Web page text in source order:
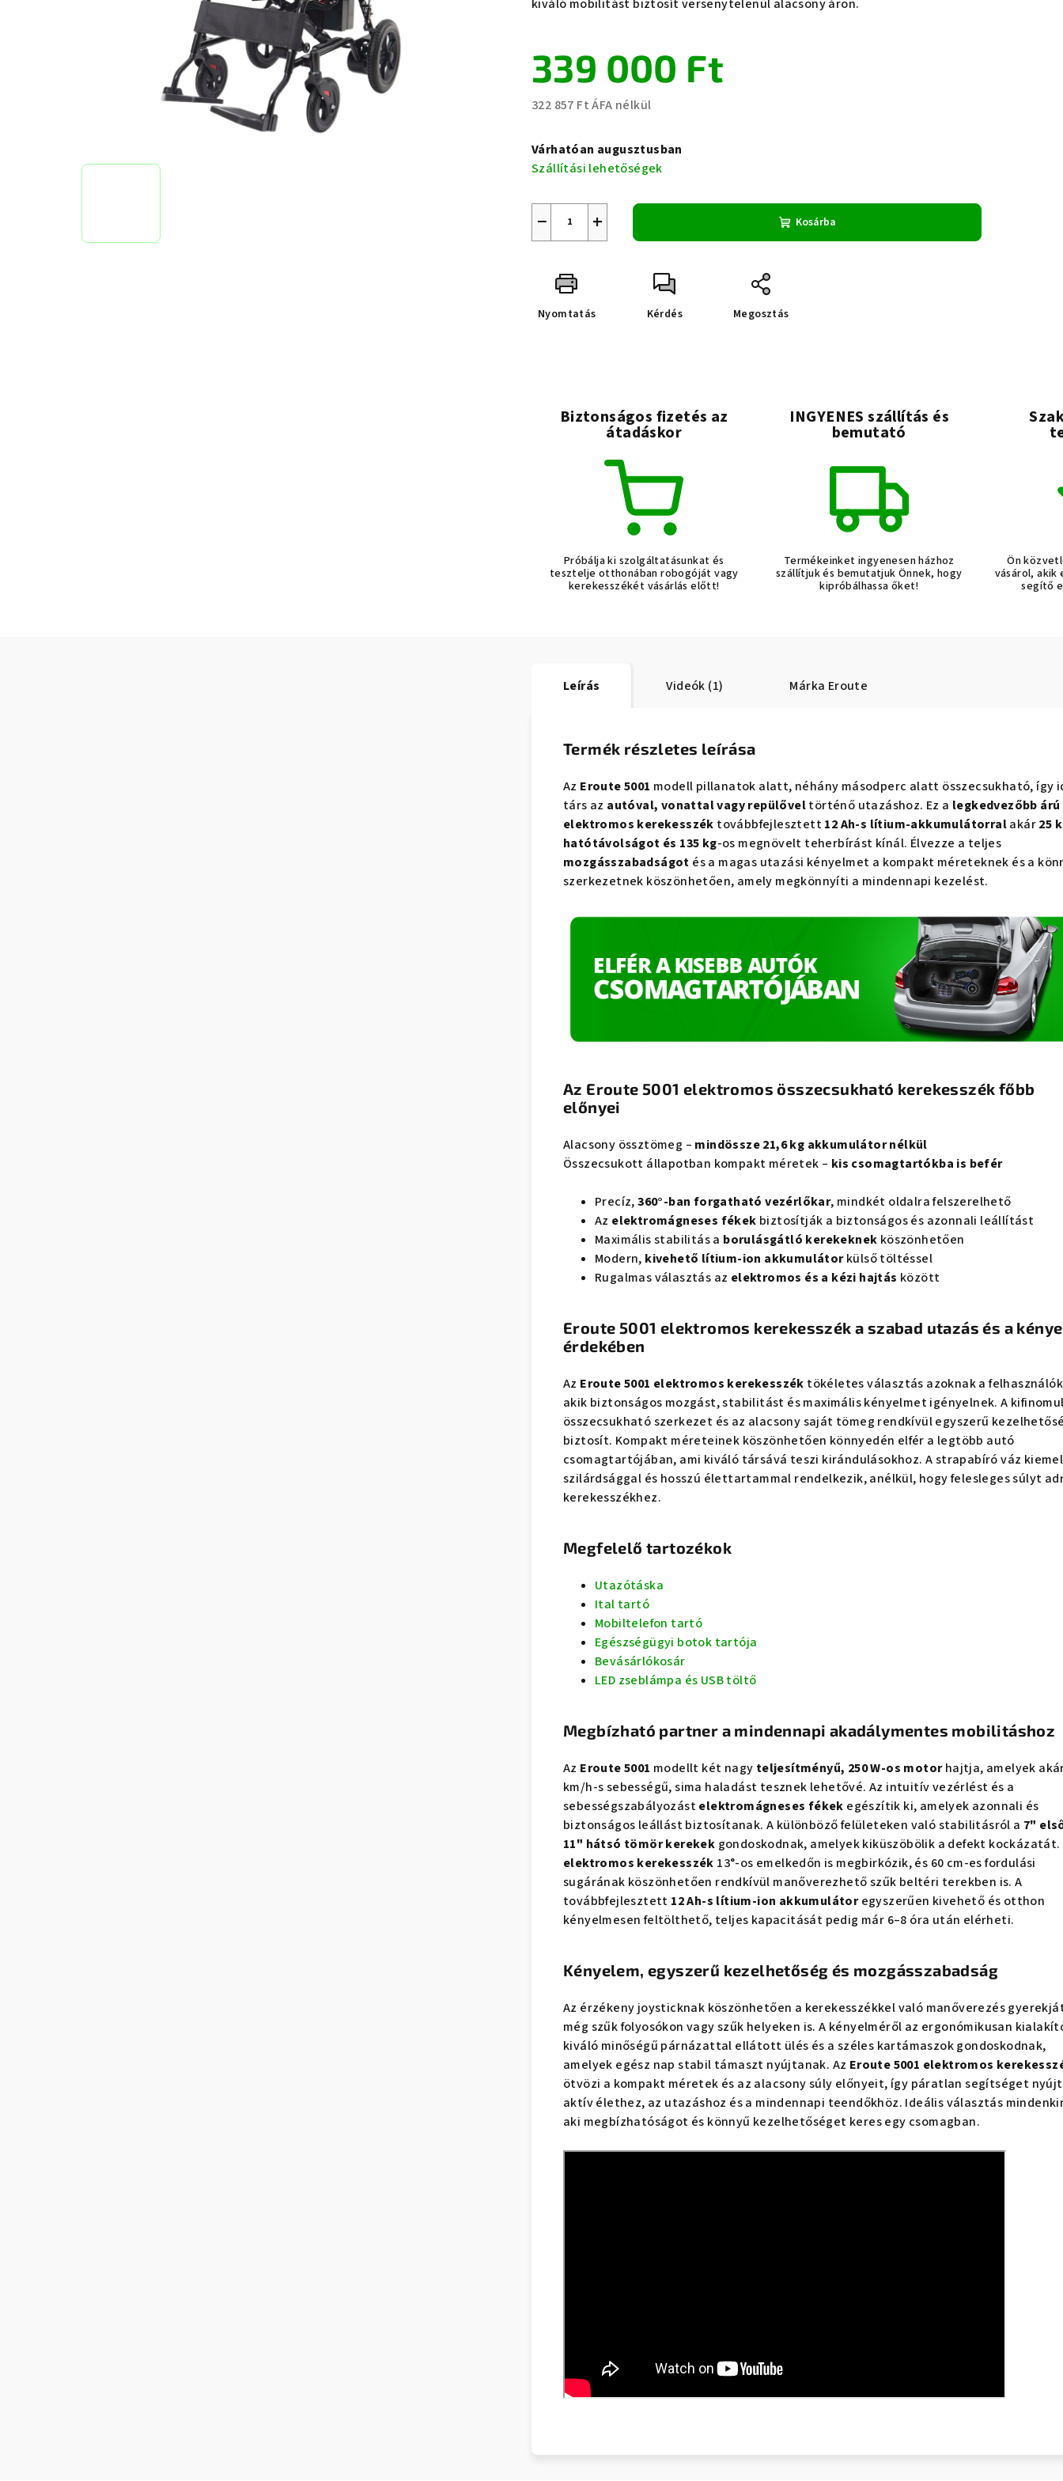
kiváló mobilitást biztosít versenytelenül alacsony áron.
339 000 Ft
322 857 Ft ÁFA nélkül
Várhatóan augusztusban
Szállítási lehetőségek
+
− Kosárba
Nyomtatás Kérdés Megosztás
Biztonságos fizetés az
átadáskor
Próbálja ki szolgáltatásunkat és
tesztelje otthonában robogóját vagy
kerekesszékét vásárlás előtt!
INGYENES szállítás és
bemutató
Termékeinket ingyenesen házhoz
szállítjuk és bemutatjuk Önnek, hogy
kipróbálhassa őket!
Ön
vásárol,
segítő
Leírás Videók (1) Márka Eroute
Termék részletes leírása
Az Eroute 5001 modell pillanatok alatt, néhány másodperc alatt összecsukható, így
társ az autóval, vonattal vagy repülőveltörténő utazáshoz. Ez a legkedvezőbb árú
elektromos kerekesszék továbbfejlesztett12 Ah-s lítium-akkumulátorralakár25
hatótávolságot és 135 kg-os megnövelt teherbírást kínál. Élvezze a teljes
mozgásszabadságot és a magas utazási kényelmet a kompakt méreteknek és a
szerkezetnek köszönhetően, amely megkönnyíti a mindennapi kezelést.
Az Eroute 5001 elektromos összecsukható kerekesszék főbb
előnyei
Alacsony össztömeg – mindössze 21,6 kg akkumulátor nélkül
Összecsukott állapotban kompakt méretek – kis csomagtartókba is befér
Precíz,360°-ban forgatható vezérlőkar, mindkét oldalra felszerelhető
Az elektromágneses fékek biztosítják a biztonságos és azonnali leállítást
Maximális stabilitás a borulásgátló kerekeknek köszönhetően
Modern, kivehető lítium-ion akkumulátorkülső töltéssel
Rugalmas választás az elektromos és a kézi hajtás között
Eroute 5001 elektromos kerekesszék a szabad utazás és a
érdekében
Az Eroute 5001 elektromos kerekesszék tökéletes választás azoknak a
akik biztonságos mozgást, stabilitást és maximális kényelmet igényelnek. A
összecsukható szerkezet és az alacsony saját tömeg rendkívül egyszerű
biztosít. Kompakt méreteinek köszönhetően könnyedén elfér a legtöbb autó
csomagtartójában, ami kiváló társává teszi kirándulásokhoz. A strapabíró váz
szilárdsággal és hosszú élettartammal rendelkezik, anélkül, hogy felesleges súlyt
kerekesszékhez.
Megfelelő tartozékok
Utazótáska
Ital tartó
Mobiltelefon tartó
Egészségügyi botok tartója
Bevásárlókosár
LED zseblámpa és USB töltő
Megbízható partner a mindennapi akadálymentes mobilitáshoz
Az Eroute 5001 modellt két nagy teljesítményű, 250 W-os motorhajtja, amelyek
km/h-s sebességű, sima haladást tesznek lehetővé. Az intuitív vezérlést és a
sebességszabályozástelektromágneses fékek egészítik ki, amelyek azonnali és
biztonságos leállást biztosítanak. A különböző felületeken való stabilitásról a 7"
11" hátsó tömör kerekek gondoskodnak, amelyek kiküszöbölik a defekt kockázatát.
elektromos kerekesszék 13°-os emelkedőn is megbirkózik, és 60 cm-es fordulási
sugárának köszönhetően rendkívül manőverezhető szűk beltéri terekben is. A
továbbfejlesztett 12 Ah-s lítium-ion akkumulátoregyszerűen kivehető és otthon
kényelmesen feltölthető, teljes kapacitását pedig már 6–8 óra után elérheti.
Kényelem, egyszerű kezelhetőség és mozgásszabadság
Az érzékeny joysticknak köszönhetően a kerekesszékkel való manőverezés
még szűk folyosókon vagy szűk helyeken is. A kényelméről az ergonómikusan
kiváló minőségű párnázattal ellátott ülés és a széles kartámaszok gondoskodnak,
amelyek egész nap stabil támaszt nyújtanak. Az Eroute 5001 elektromos
ötvözi a kompakt méretek és az alacsony súly előnyeit, így páratlan segítséget
aktív élethez, az utazáshoz és a mindennapi teendőkhöz. Ideális választás
aki megbízhatóságot és könnyű kezelhetőséget keres egy csomagban.